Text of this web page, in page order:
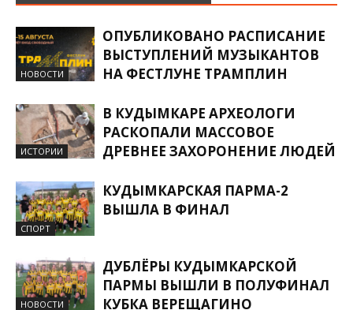
НОВОСТИ
ОПУБЛИКОВАНО РАСПИСАНИЕ
ВЫСТУПЛЕНИЙ МУЗЫКАНТОВ
НА ФЕСТЛУНЕ ТРАМПЛИН
ИСТОРИИ
В КУДЫМКАРЕ АРХЕОЛОГИ
РАСКОПАЛИ МАССОВОЕ
ДРЕВНЕЕ ЗАХОРОНЕНИЕ ЛЮДЕЙ
СПОРТ
КУДЫМКАРСКАЯ ПАРМА-2
ВЫШЛА В ФИНАЛ
НОВОСТИ
ДУБЛЁРЫ КУДЫМКАРСКОЙ
ПАРМЫ ВЫШЛИ В ПОЛУФИНАЛ
КУБКА ВЕРЕЩАГИНО